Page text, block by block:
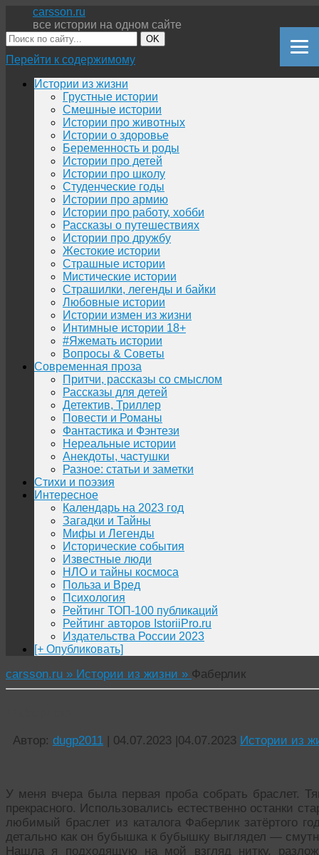
carsson.ru
все истории на одном сайте
OK
Перейти к содержимому
Истории из жизни
Грустные истории
Смешные истории
Истории про животных
Истории о здоровье
Беременность и роды
Истории про детей
Истории про школу
Студенческие годы
Истории про армию
Истории про работу, хобби
Рассказы о путешествиях
Истории про дружбу
Жестокие истории
Страшные истории
Мистические истории
Страшилки, легенды и байки
Любовные истории
Истории измен из жизни
Интимные истории 18+
#Яжемать истории
Вопросы & Советы
Современная проза
Притчи, рассказы со смыслом
Рассказы для детей
Детектив, Триллер
Повести и Романы
Фантастика и Фэнтези
Нереальные истории
Анекдоты, частушки
Разное: статьи и заметки
Стихи и поэзия
Интересное
Календарь на 2023 год
Загадки и Тайны
Мифы и Легенды
Исторические события
Известные люди
НЛО и тайны космоса
Польза и Вред
Психология
Рейтинг ТОП-100 публикаций
Рейтинг авторов IstoriiPro.ru
Издательства России 2023
[+ Опубликовать]
carsson.ru » Истории из жизни » Фаберлик
Автор: dugp2011 | 04.07.2023 |04.07.2023 Истории из
У меня вчера была первая проба собрать браслет.
прекрасного. Использовались естественно останки
любимый браслет из каталога Фаберлик затёртого
детально как он бубышка к бубышку выглядел —
Нашла я подходящую на мой взгляд нитку,